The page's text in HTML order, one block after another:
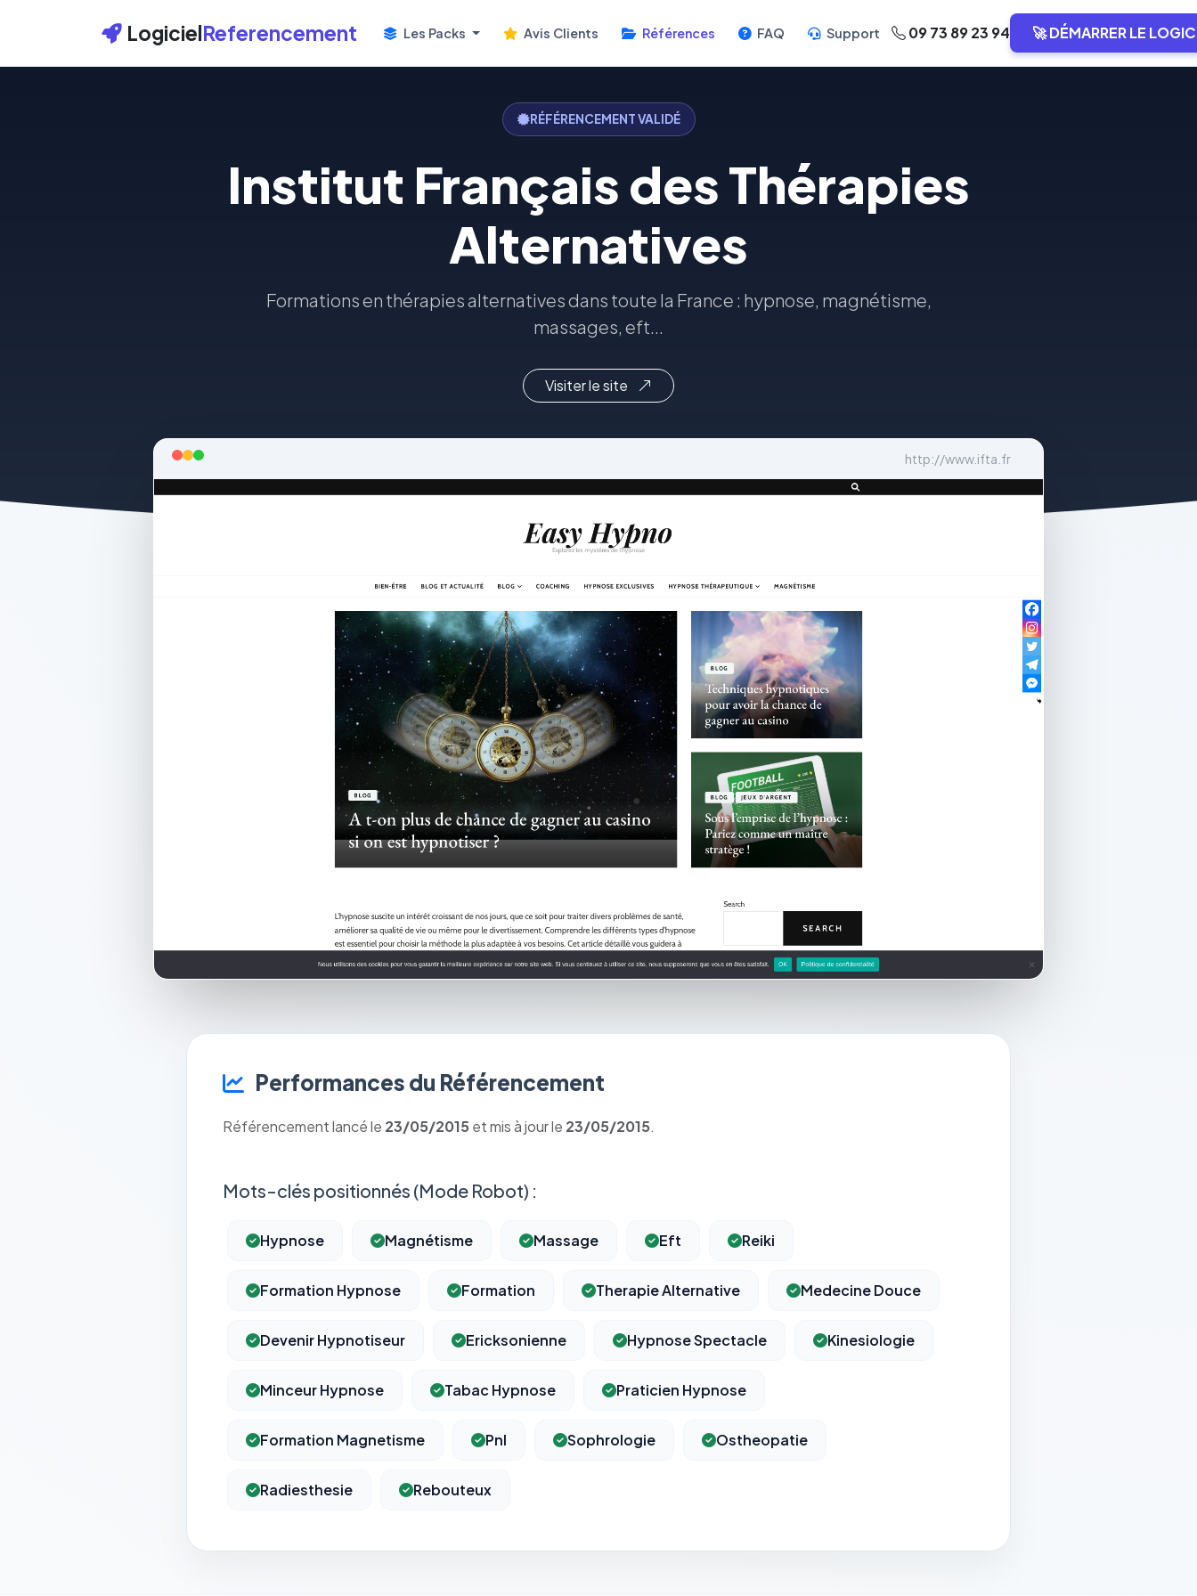
LogicielReferencement Les Packs Avis Clients Références FAQ Support 09 73 89 23 94 🚀 DÉMARRER LE
RÉFÉRENCEMENT VALIDÉ
Institut Français des Thérapies
Alternatives
Formations en thérapies alternatives dans toute la France : hypnose, magnétisme,
massages, eft...
Visiter le site
http://www.ifta.fr
Performances du Référencement
Référencement lancé le 23/05/2015 et mis à jour le 23/05/2015.
Mots-clés positionnés (Mode Robot) :
Hypnose Magnétisme Massage Eft Reiki
Formation Hypnose Formation Therapie Alternative Medecine Douce
Devenir Hypnotiseur Ericksonienne Hypnose Spectacle Kinesiologie
Minceur Hypnose Tabac Hypnose Praticien Hypnose
Formation Magnetisme Pnl Sophrologie Ostheopatie
Radiesthesie Rebouteux